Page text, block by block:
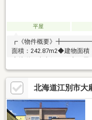
平屋
┏《物件概要》
面積：242.87m2◆建物面積
低層住居専用地域┏《ライ
駅 徒歩15分（約1190m）
（約500m）◆セイコーマ
◆ツルハドラッグ大麻店
徒歩3分（約220m）◆大麻
北海道江別市大